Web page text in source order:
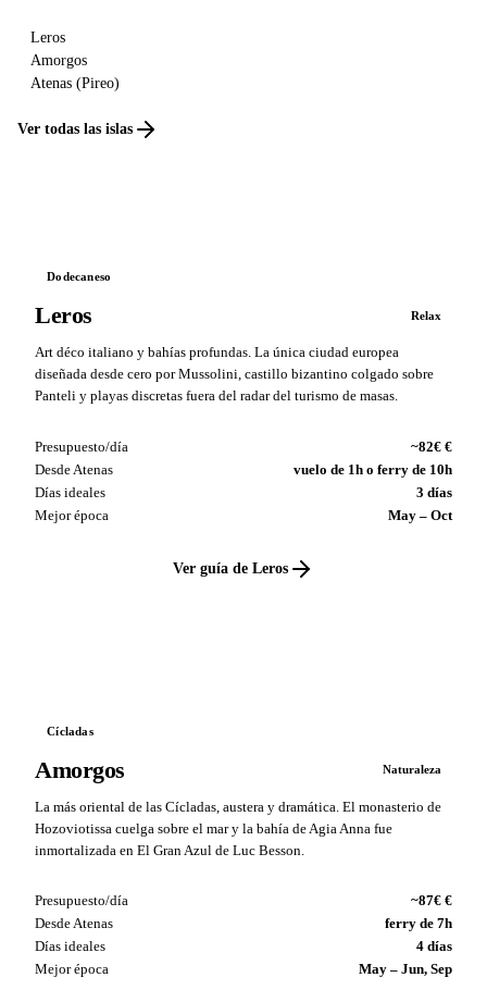
Leros
Amorgos
Atenas (Pireo)
Ver todas las islas
Dodecaneso
Leros Relax
Art déco italiano y bahías profundas. La única ciudad europea
diseñada desde cero por Mussolini, castillo bizantino colgado sobre
Panteli y playas discretas fuera del radar del turismo de masas.
Presupuesto/día
~82€ €
Desde Atenas
vuelo de 1h o ferry de 10h
Días ideales
3 días
Mejor época
May – Oct
Ver guía de Leros
Cícladas
Amorgos Naturaleza
La más oriental de las Cícladas, austera y dramática. El monasterio de
Hozoviotissa cuelga sobre el mar y la bahía de Agia Anna fue
inmortalizada en El Gran Azul de Luc Besson.
Presupuesto/día
~87€ €
Desde Atenas
ferry de 7h
Días ideales
4 días
Mejor época
May – Jun, Sep